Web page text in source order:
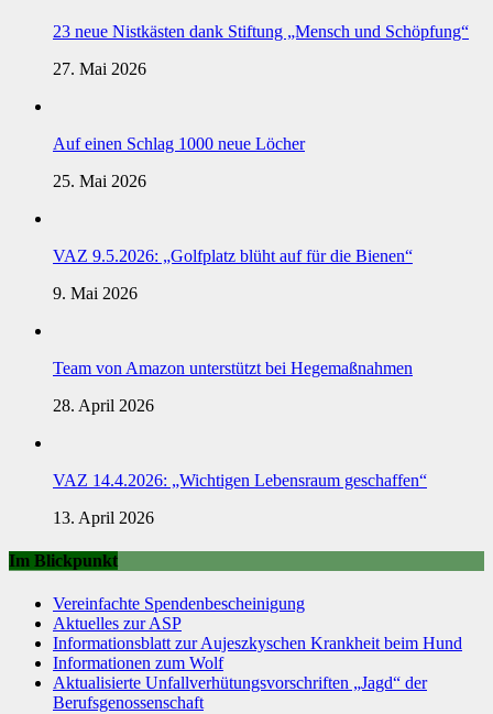
23 neue Nistkästen dank Stiftung „Mensch und Schöpfung“
27. Mai 2026
Auf einen Schlag 1000 neue Löcher
25. Mai 2026
VAZ 9.5.2026: „Golfplatz blüht auf für die Bienen“
9. Mai 2026
Team von Amazon unterstützt bei Hegemaßnahmen
28. April 2026
VAZ 14.4.2026: „Wichtigen Lebensraum geschaffen“
13. April 2026
Im Blickpunkt
Vereinfachte Spendenbescheinigung
Aktuelles zur ASP
Informationsblatt zur Aujeszkyschen Krankheit beim Hund
Informationen zum Wolf
Aktualisierte Unfallverhütungsvorschriften „Jagd“ der
Berufsgenossenschaft